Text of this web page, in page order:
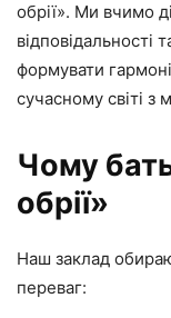
обрії». Ми вчимо
формувати
сучасному світі
Чому
обрії»
Наш заклад
переваг: